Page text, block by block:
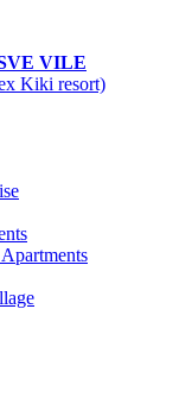
VILE
Kiki resort)